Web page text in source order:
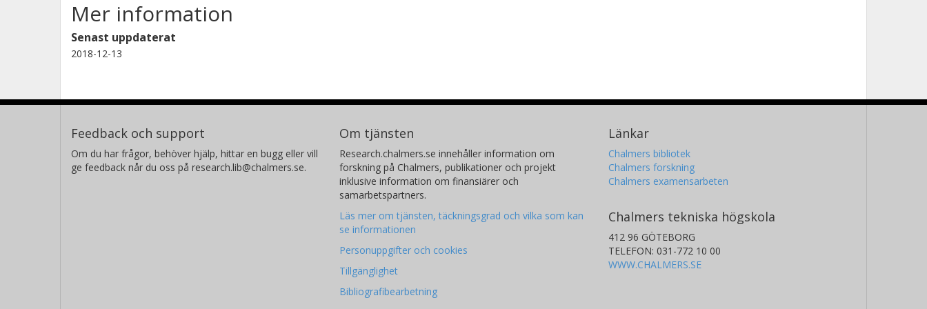
Mer information
Senast uppdaterat
2018-12-13
Feedback och support
Om du har frågor, behöver hjälp, hittar en bugg eller vill
ge feedback når du oss på research.lib@chalmers.se.
Om tjänsten
Research.chalmers.se innehåller information om
forskning på Chalmers, publikationer och projekt
inklusive information om finansiärer och
samarbetspartners.
Läs mer om tjänsten, täckningsgrad och vilka som kan
se informationen
Personuppgifter och cookies
Tillgänglighet
Bibliografibearbetning
Länkar
Chalmers bibliotek
Chalmers forskning
Chalmers examensarbeten
Chalmers tekniska högskola
412 96 GÖTEBORG
TELEFON: 031-772 10 00
WWW.CHALMERS.SE